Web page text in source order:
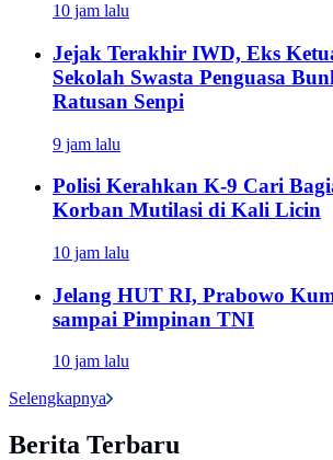
10 jam lalu
Jejak Terakhir IWD, Eks
Sekolah Swasta Penguasa
Ratusan Senpi
9 jam lalu
Polisi Kerahkan K-9 Cari
Korban Mutilasi di Kali Licin
10 jam lalu
Jelang HUT RI, Prabowo
sampai Pimpinan TNI
10 jam lalu
Selengkapnya
Berita Terbaru